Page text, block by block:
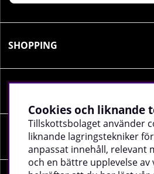
SHOPPING
SOCIALA MEDIER
Cookies och liknande
Tillskottsbolaget använder
liknande lagringstekniker
anpassat innehåll, relevant
och en bättre upplevelse av